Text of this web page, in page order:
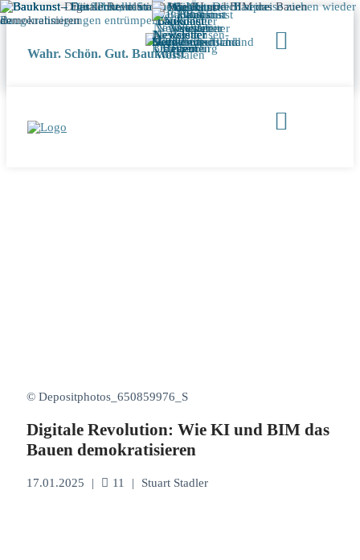
Wahr. Schön. Gut. Baukunst
© Depositphotos_650859976_S
Digitale Revolution: Wie KI und BIM das
Bauen demokratisieren
17.01.2025 | 11 | Stuart Stadler